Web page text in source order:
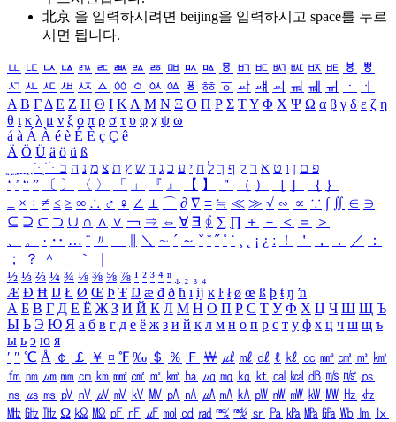
北京 을 입력하시려면 beijing을 입력하시고 space를 누르
시면 됩니다.
ㅥ ㅦ ㅧ ㅨ ㅩ ㅪ ㅫ ㅬ ㅭ ㅮ ㅯ ㅰ ㅱ ㅲ ㅳ ㅴ ㅵ ㅶ ㅷ ㅸ
ㅹ
ㅺ ㅻ ㅼ ㅽ ㅾ ㅿ ㆀ ㆁ ㆂ ㆃ ㆄ ㆅ ㆆ ㆇ ㆈ ㆉ ㆊ ㆋ ㆌ ㆍ
ㆎ
Α Β ΓΔ Ε Ζ Η Θ Ι ΚΛ Μ Ν Ξ Ο Π Ρ Σ ΤΥ Φ Χ Ψ Ω α β γ δ ε ζ η
θ ι κ λ μ ν ξ ο π ρ σ τ υ φ χ ψ ω
á à Á À é è É È ç Ç ê
Ä Ö Ü ä ö ü ß
ִֶֹ ֻּ ׁׂ פ ם ן ו ט א ר ק ף ך ל ח י ע כ ג ד ש ץ ת צ מ נ ה ב
‘ ’ “ ” 〔 〕 〈 〉 「 」 『 』 【 】 ＂ （ ） ［ ］ ｛ ｝
± × ÷ ≠ ≤ ≥ ∞ ∴ ♂ ♀ ∠ ⊥ ⌒ ∂ ∇ ≡ ≒ ≪ ≫ √ ∽ ∝ ∵ ∫ ∬ ∈ ∋
⊆ ⊇ ⊂ ⊃ ∪ ∩ ∧ ∨ ￢ ⇒ ⇔ ∀ ∃ ∮ ∑ ∏ ＋ － ＜ ＝
＞
、
。 · ‥ … ¨ 〃 ― ＼ ∼ ´ ～ ˇ ˘ ˝ ˚ ˙ ¸ ¡ ¿ ː ！ ＇ ， ． ／
：
；
？ ＾ ｀
½ ⅓ ⅔ ¼ ¾ ⅛ ⅜ ⅝ ⅞ ¹ ² ³ ⁴ ⁿ ₁ ₂ ₃ ₄
Æ Ð Ħ Ĳ Ł Ø Œ Þ Ŧ Ŋ æ đ ð ħ ı ĳ ĸ ŀ ł ø œ ß þ ŧ ŋ ŉ
А Б В Г Д Е Ё Ж З И Й К Л М Н О П Р С Т У Ф Х Ц Ч Ш Щ Ъ
Ы Ь Э Ю Я а б в г д е ё ж з и й к л м н о п р с т у ф х ц ч ш щ ъ
ы ь э ю я
′ ″ ℃ Å ￠ ￡ ￥ ¤ ℉ ‰ ＄ ％ Ｆ ￦ ㎕ ㎖ ㎗ ℓ ㎘ ㏄ ㎣ ㎤ ㎥ ㎦
㎙ ㎚ ㎛ ㎜ ㎝ ㎞ ㎟ ㎠ ㎡ ㎢ ㏊ ㎍ ㎎ ㎏ ㏏ ㎈ ㎉ ㏈ ㎧ ㎨ ㎰
㎱ ㎲ ㎳ ㎴ ㎵ ㎶ ㎷ ㎸ ㎹ ㎀ ㎁ ㎂ ㎃ ㎄ ㎺ ㎻ ㎽ ㎾ ㎿ ㎐ ㎑
㎒ ㎓ ㎔ Ω ㏀ ㏁ ㎊ ㎋ ㎌ ㏖ ㏅ ㎭ ㎮ ㎯ ㏛ ㎩ ㎪ ㎫ ㎬ ㏝ ㏐
㏓